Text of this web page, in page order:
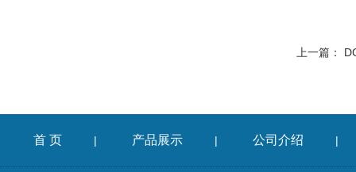
上一篇：
首 页 | 产品展示 | 公司介绍 |